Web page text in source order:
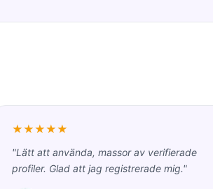
★★★★★
"Lätt att använda, massor av verifierade
profiler. Glad att jag registrerade mig."